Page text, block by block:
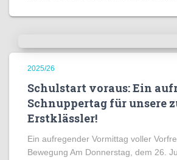
2025/26
Schulstart voraus: Ein
Schnuppertag für unsere
Erstklässler!
Ein aufregender Vormittag voller
Bewegung Am Donnerstag, dem 26.